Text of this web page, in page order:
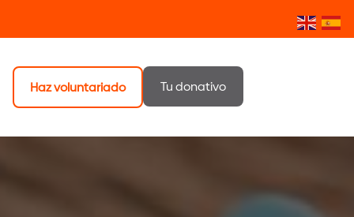
Haz voluntariado Tu donativo